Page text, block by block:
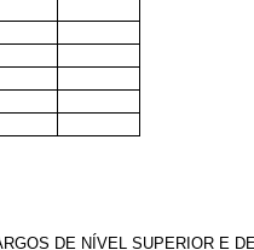
DE NÍVEL SUPERIOR E